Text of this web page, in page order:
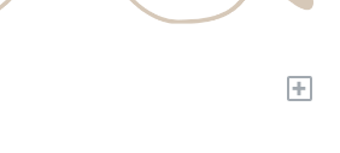
+